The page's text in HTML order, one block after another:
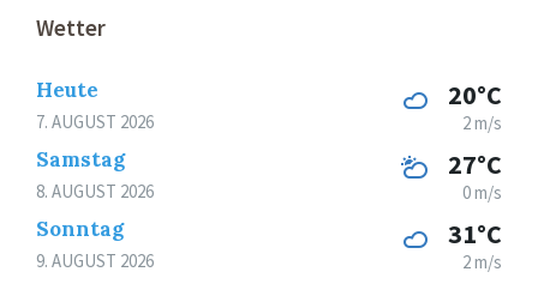
Wetter
Heute
7. AUGUST 2026
20°C
2 m/s
Samstag
8. AUGUST 2026
27°C
0 m/s
Sonntag
9. AUGUST 2026
31°C
2 m/s